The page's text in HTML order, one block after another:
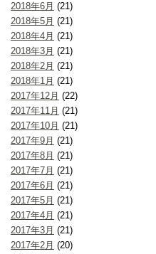
2018年6月 (21)
2018年5月 (21)
2018年4月 (21)
2018年3月 (21)
2018年2月 (21)
2018年1月 (21)
2017年12月 (22)
2017年11月 (21)
2017年10月 (21)
2017年9月 (21)
2017年8月 (21)
2017年7月 (21)
2017年6月 (21)
2017年5月 (21)
2017年4月 (21)
2017年3月 (21)
2017年2月 (20)